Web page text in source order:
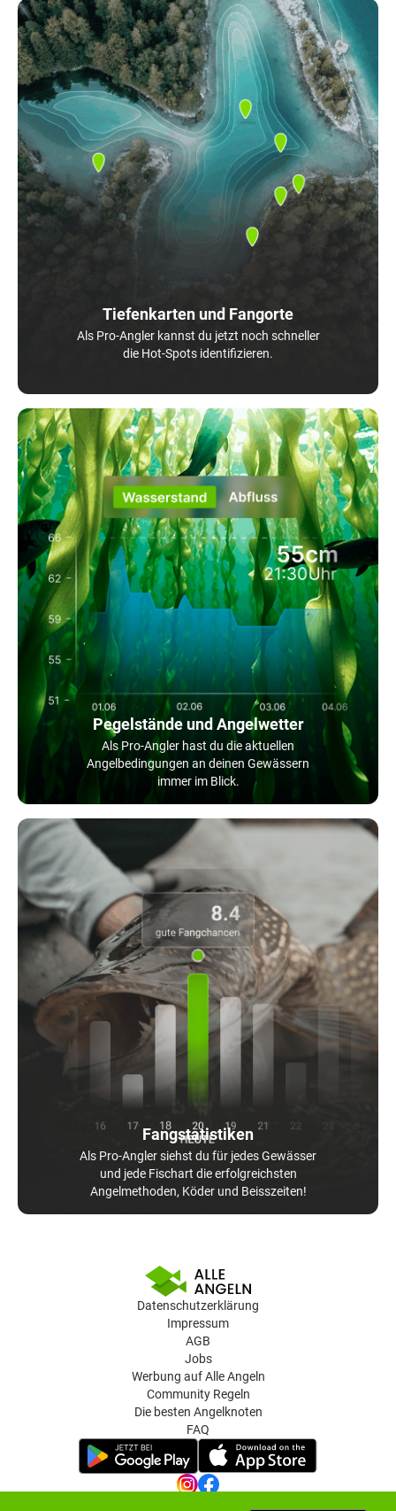
Tiefenkarten und Fangorte
Als Pro-Angler kannst du jetzt noch schneller
die Hot-Spots identifizieren.
Pegelstände und Angelwetter
Als Pro-Angler hast du die aktuellen
Angelbedingungen an deinen Gewässern
immer im Blick.
Fangstatistiken
Als Pro-Angler siehst du für jedes Gewässer
und jede Fischart die erfolgreichsten
Angelmethoden, Köder und Beisszeiten!
Datenschutzerklärung
Impressum
AGB
Jobs
Werbung auf Alle Angeln
Community Regeln
Die besten Angelknoten
FAQ